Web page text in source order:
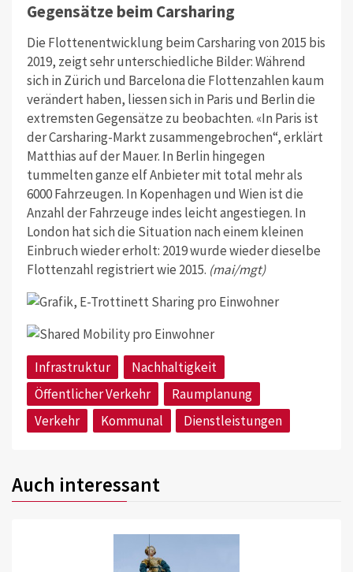
Gegensätze beim Carsharing
Die Flottenentwicklung beim Carsharing von 2015 bis
2019, zeigt sehr unterschiedliche Bilder: Während
sich in Zürich und Barcelona die Flottenzahlen kaum
verändert haben, liessen sich in Paris und Berlin die
extremsten Gegensätze zu beobachten. «In Paris ist
der Carsharing-Markt zusammengebrochen“, erklärt
Matthias auf der Mauer. In Berlin hingegen
tummelten ganze elf Anbieter mit total mehr als
6000 Fahrzeugen. In Kopenhagen und Wien ist die
Anzahl der Fahrzeuge indes leicht angestiegen. In
London hat sich die Situation nach einem kleinen
Einbruch wieder erholt: 2019 wurde wieder dieselbe
Flottenzahl registriert wie 2015. (mai/mgt)
Infrastruktur
Nachhaltigkeit
Öffentlicher Verkehr
Raumplanung
Verkehr
Kommunal Dienstleistungen
Auch interessant